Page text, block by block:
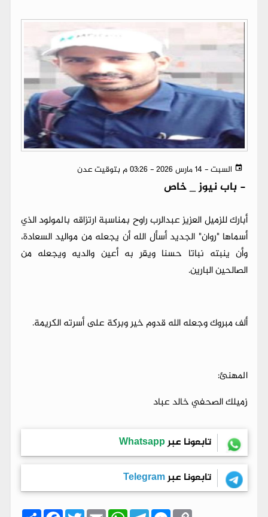
السبت - 14 مارس 2026 - 03:26 م بتوقيت عدن
- باب نيوز _ خاص
أبارك للزميل العزيز عبدالرب راوح بمناسبة ارتزاقه بالمولود الذي
أسماها "روان" الجديد أسأل الله أن يجعله من مواليد السعادة،
وأن ينبته نباتا حسنا ويقر به أعين والديه ويجعله من
الصالحين البارين.
ألف مبروك وجعله الله قدوم خير وبركة على أسرته الكريمة.
المهنئ:
زميلك الصحفي خالد عباد
تابعونا عبرWhatsapp
تابعونا عبرTelegram